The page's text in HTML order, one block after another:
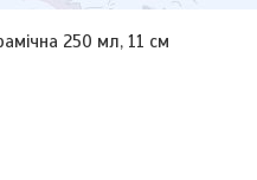
250 мл, 11 см